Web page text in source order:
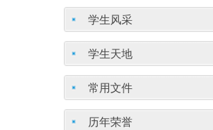
学生风采
学生天地
常用文件
历年荣誉